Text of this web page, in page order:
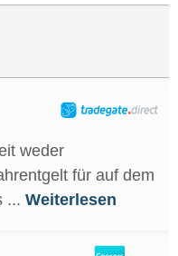
weder
für auf dem
... Weiterlesen